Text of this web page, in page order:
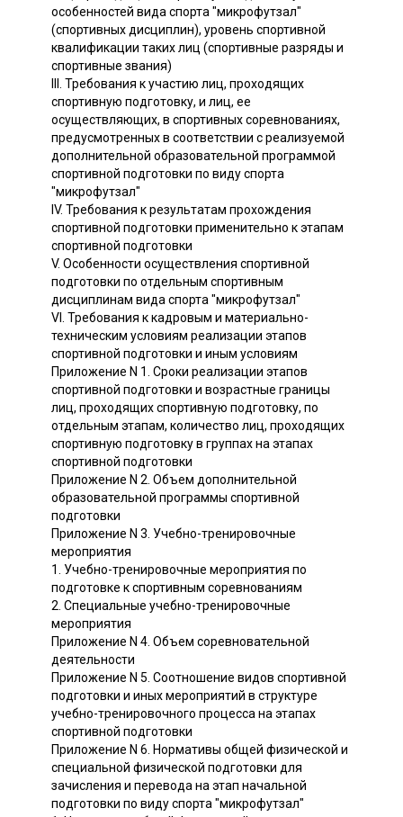
особенностей вида спорта "микрофутзал"
(спортивных дисциплин), уровень спортивной
квалификации таких лиц (спортивные разряды и
спортивные звания)
III. Требования к участию лиц, проходящих
спортивную подготовку, и лиц, ее
осуществляющих, в спортивных соревнованиях,
предусмотренных в соответствии с реализуемой
дополнительной образовательной программой
спортивной подготовки по виду спорта
"микрофутзал"
IV. Требования к результатам прохождения
спортивной подготовки применительно к этапам
спортивной подготовки
V. Особенности осуществления спортивной
подготовки по отдельным спортивным
дисциплинам вида спорта "микрофутзал"
VI. Требования к кадровым и материально-
техническим условиям реализации этапов
спортивной подготовки и иным условиям
Приложение N 1. Сроки реализации этапов
спортивной подготовки и возрастные границы
лиц, проходящих спортивную подготовку, по
отдельным этапам, количество лиц, проходящих
спортивную подготовку в группах на этапах
спортивной подготовки
Приложение N 2. Объем дополнительной
образовательной программы спортивной
подготовки
Приложение N 3. Учебно-тренировочные
мероприятия
1. Учебно-тренировочные мероприятия по
подготовке к спортивным соревнованиям
2. Специальные учебно-тренировочные
мероприятия
Приложение N 4. Объем соревновательной
деятельности
Приложение N 5. Соотношение видов спортивной
подготовки и иных мероприятий в структуре
учебно-тренировочного процесса на этапах
спортивной подготовки
Приложение N 6. Нормативы общей физической и
специальной физической подготовки для
зачисления и перевода на этап начальной
подготовки по виду спорта "микрофутзал"